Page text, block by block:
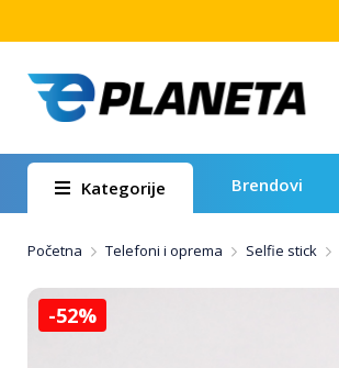
Kategorije Brendovi
Početna Telefoni i oprema Selfie stick
-52%